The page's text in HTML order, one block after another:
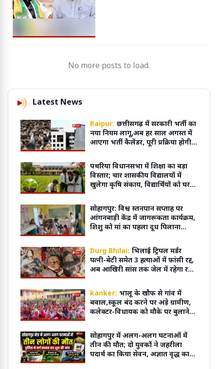
No more posts to load.
Latest News
Raipur: छत्तीसगढ़ में सरकारी भर्ती का
नया नियम लागू,अब हर साल अगस्त में
आएगा भर्ती कैलेंडर, पूरी प्रक्रिया होगी
पथरिया विधानसभा में शिक्षा का बड़ा
विस्तार; चार शासकीय विद्यालयों में
खुलेगा कृषि संकाय, विद्यार्थियों को घर
सोहागपुर: विश्व स्तनपान सप्ताह पर
आंगनबाड़ी केंद्र में जागरूकता कार्यक्रम,
शिशु को मां का पहला दूध पिलाना
Durg Bhilai: भिलाई ट्रिपल मर्डर
पत्नी-बेटी समेत 3 हत्याओं में फांसी रद्द,
अब आखिरी सांस तक जेल में रहेगा रवि
kanker: भालू के खौफ से गांव में
बवाल,स्कूल बंद करने पर अड़े ग्रामीण,
कलेक्टर-विधायक को मौके पर बुलाने
सोहागपुर में अलग-अलग घटनाओं में
तीन की मौत; दो युवकों ने जहरीला
पदार्थ का किया सेवन, अज्ञात वृद्ध का